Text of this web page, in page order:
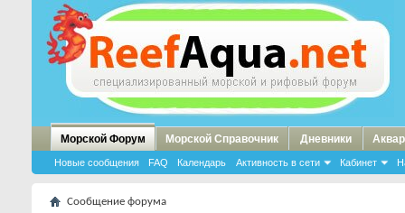
Морской Форум
Новые сообщения FAQ Календарь Активность в сети Кабинет
Морской Справочник Дневники
Сообщение форума